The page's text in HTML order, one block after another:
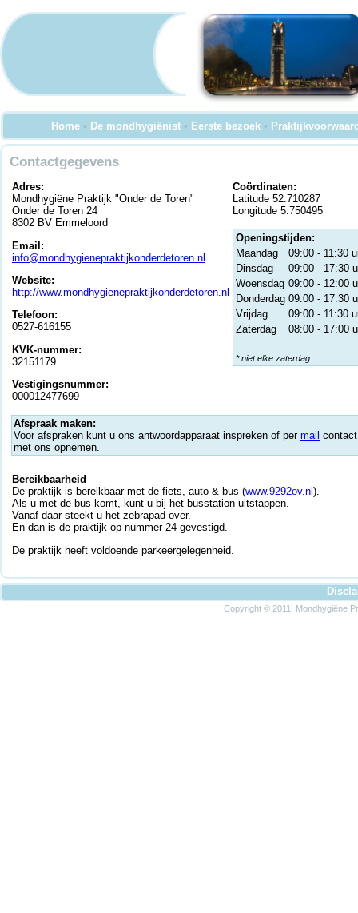
Home • De mondhygiënist • Eerste bezoek •
Contactgegevens
Adres:
Mondhygiëne Praktijk "Onder de Toren"
Onder de Toren 24
8302 BV Emmeloord
Email:
info@mondhygienepraktijkonderdetoren.nl
Website:
http://www.mondhygienepraktijkonderdetoren.nl
Telefoon:
0527-616155
KVK-nummer:
32151179
Vestigingsnummer:
000012477699
Coördinaten:
Latitude 52.710287
Longitude 5.750495
Openingstijden:
Maandag
09:00 - 11:30
Dinsdag
09:00 - 17:30
Woensdag 09:00 - 12:00
Donderdag 09:00 - 17:30
Vrijdag
09:00 - 11:30
Zaterdag
08:00 - 17:00
* niet elke zaterdag.
Afspraak maken:
Voor afspraken kunt u ons antwoordapparaat inspreken of per mail contact
met ons opnemen.
Bereikbaarheid
De praktijk is bereikbaar met de fiets, auto & bus (www.9292ov.nl ).
Als u met de bus komt, kunt u bij het busstation uitstappen.
Vanaf daar steekt u het zebrapad over.
En dan is de praktijk op nummer 24 gevestigd.
De praktijk heeft voldoende parkeergelegenheid.
Copyright © 2011, Mondhygiëne